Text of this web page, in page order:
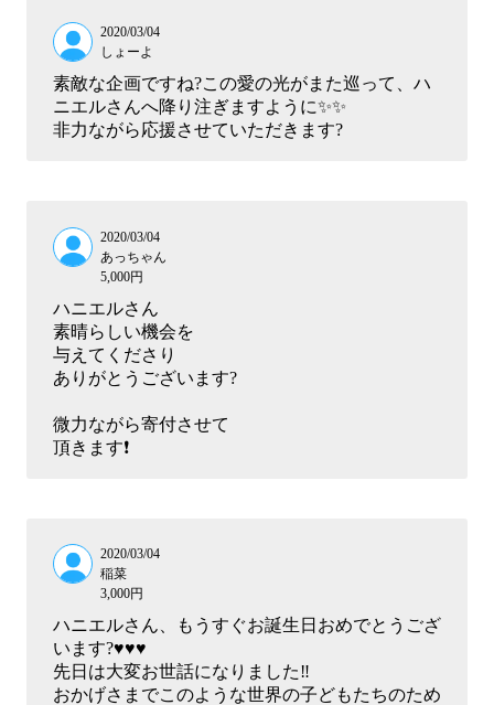
2020/03/04
しょーよ
素敵な企画ですね?この愛の光がまた巡って、ハ
ニエルさんへ降り注ぎますように✨✨
非力ながら応援させていただきます?
2020/03/04
あっちゃん
5,000円
ハニエルさん
素晴らしい機会を
与えてくださり
ありがとうございます?
微力ながら寄付させて
頂きます❗
2020/03/04
稲菜
3,000円
ハニエルさん、もうすぐお誕生日おめでとうござ
います?♥️♥️♥️
先日は大変お世話になりました‼️
おかげさまでこのような世界の子どもたちのため